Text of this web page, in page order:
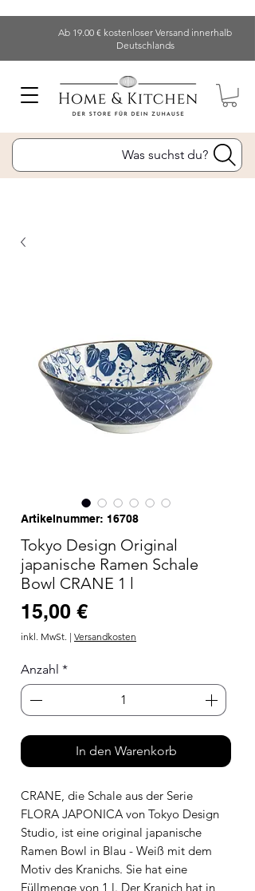
Ab 19.00 € kostenloser Versand innerhalb
Deutschlands
Was suchst du?
Artikelnummer: 16708
Tokyo Design Original
japanische Ramen Schale
Bowl CRANE 1 l
15,00 €Preis
inkl. MwSt. | Versandkosten
Anzahl *
In den Warenkorb
CRANE, die Schale aus der Serie
FLORA JAPONICA von Tokyo Design
Studio, ist eine original japanische
Ramen Bowl in Blau - Weiß mit dem
Motiv des Kranichs. Sie hat eine
Füllmenge von 1 l. Der Kranich hat in